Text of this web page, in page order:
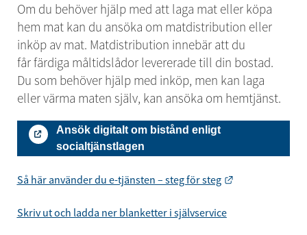
Om du behöver hjälp med att laga mat eller köpa
hem mat kan du ansöka om matdistribution eller
inköp av mat. Matdistribution innebär att du
får färdiga måltidslådor levererade till din bostad.
Du som behöver hjälp med inköp, men kan laga
eller värma maten själv, kan ansöka om hemtjänst.
Ansök digitalt om bistånd enligt
socialtjänstlagen
Så här använder du e-tjänsten – steg för steg Länk till annan
Skriv ut och ladda ner blanketter i självservice